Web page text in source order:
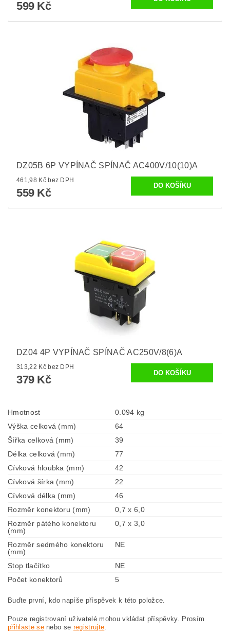
599 Kč
DZ05B 6P VYPÍNAČ SPÍNAČ AC400V/10(10)A
461,98 Kč bez DPH
559 Kč
DZ04 4P VYPÍNAČ SPÍNAČ AC250V/8(6)A
313,22 Kč bez DPH
379 Kč
Hmotnost
0.094 kg
Výška celková (mm)
64
Šířka celková (mm)
39
Délka celková (mm)
77
Cívková hloubka (mm)
42
Cívková šírka (mm)
22
Cívková délka (mm)
46
Rozměr konektoru (mm)
0,7 x 6,0
Rozměr pátého konektoru
(mm)
0,7 x 3,0
Rozměr sedmého konektoru
(mm)
NE
Stop tlačítko
NE
Počet konektorů
5
Buďte první, kdo napíše příspěvek k této položce.
Pouze registrovaní uživatelé mohou vkládat příspěvky. Prosím
přihlaste senebo se registrujte